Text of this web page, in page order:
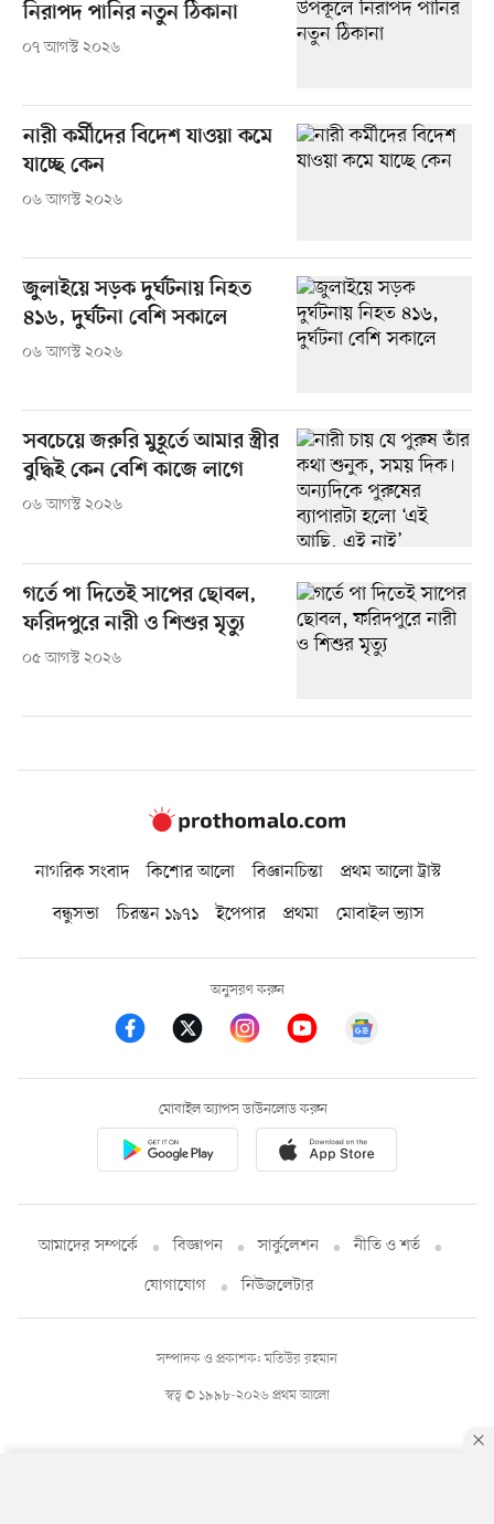
নিরাপদ পানির নতুন ঠিকানা
০৭ আগস্ট ২০২৬
নারী কর্মীদের বিদেশ যাওয়া কমে
যাচ্ছে কেন
০৬ আগস্ট ২০২৬
জুলাইয়ে সড়ক দুর্ঘটনায় নিহত
৪১৬, দুর্ঘটনা বেশি সকালে
০৬ আগস্ট ২০২৬
সবচেয়ে জরুরি মুহূর্তে আমার স্ত্রীর
বুদ্ধিই কেন বেশি কাজে লাগে
০৬ আগস্ট ২০২৬
গর্তে পা দিতেই সাপের ছোবল,
ফরিদপুরে নারী ও শিশুর মৃত্যু
০৫ আগস্ট ২০২৬
নাগরিক সংবাদ কিশোর আলো বিজ্ঞানচিন্তা
প্রথম আলো ট্রাস্ট
বন্ধুসভা
চিরন্তন ১৯৭১ ইপেপার প্রথমা মোবাইল ভ্যাস
অনুসরণ করুন
মোবাইল অ্যাপস ডাউনলোড করুন
আমাদের সম্পর্কে বিজ্ঞাপন সার্কুলেশন
নীতি ও শর্ত
যোগাযোগ
নিউজলেটার
স্বত্ব © ১৯৯৮-২০২৬ প্রথম আলো
সম্পাদক ও প্রকাশক: মতিউর রহমান